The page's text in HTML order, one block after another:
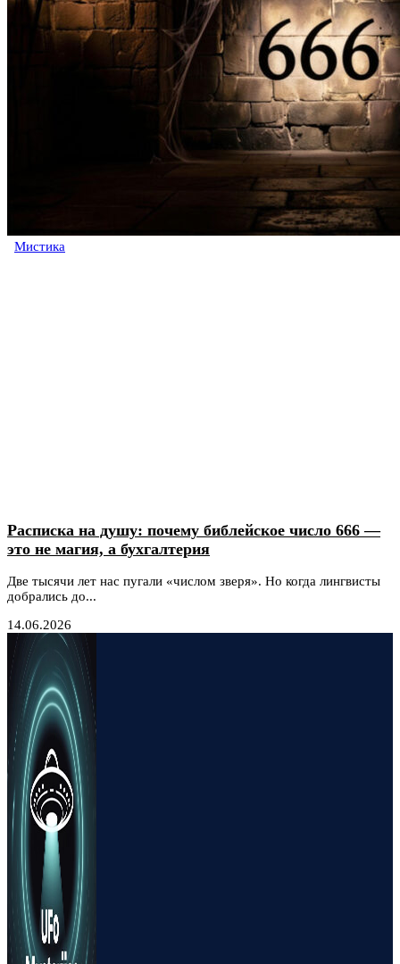
Мистика
Расписка на душу: почему библейское число 666 —
это не магия, а бухгалтерия
Две тысячи лет нас пугали «числом зверя». Но когда лингвисты
добрались до...
14.06.2026